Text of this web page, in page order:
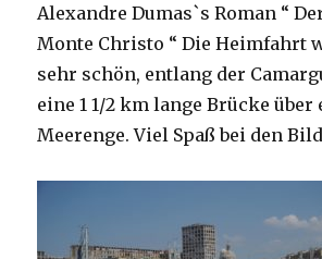
Alexandre Dumas`s Roman “
Monte Christo “ Die Heimfahrt
sehr schön, entlang der
eine 1 1/2 km lange Brücke über
Meerenge. Viel Spaß bei den